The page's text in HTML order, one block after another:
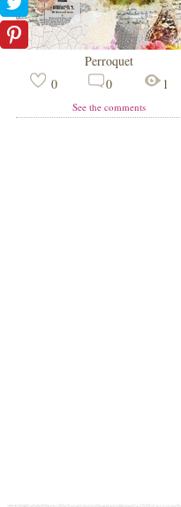
Perroquet
0
0 1
See the comments